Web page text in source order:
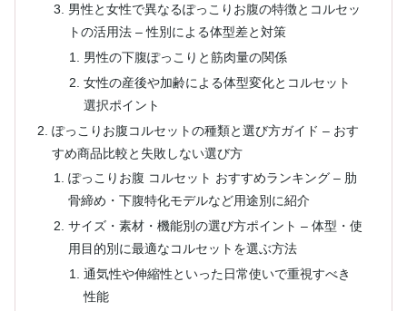
男性と女性で異なるぽっこりお腹の特徴とコルセッ
トの活用法 – 性別による体型差と対策
男性の下腹ぽっこりと筋肉量の関係
女性の産後や加齢による体型変化とコルセット
選択ポイント
ぽっこりお腹コルセットの種類と選び方ガイド – おす
すめ商品比較と失敗しない選び方
ぽっこりお腹 コルセット おすすめランキング – 肋
骨締め・下腹特化モデルなど用途別に紹介
サイズ・素材・機能別の選び方ポイント – 体型・使
用目的別に最適なコルセットを選ぶ方法
通気性や伸縮性といった日常使いで重視すべき
性能